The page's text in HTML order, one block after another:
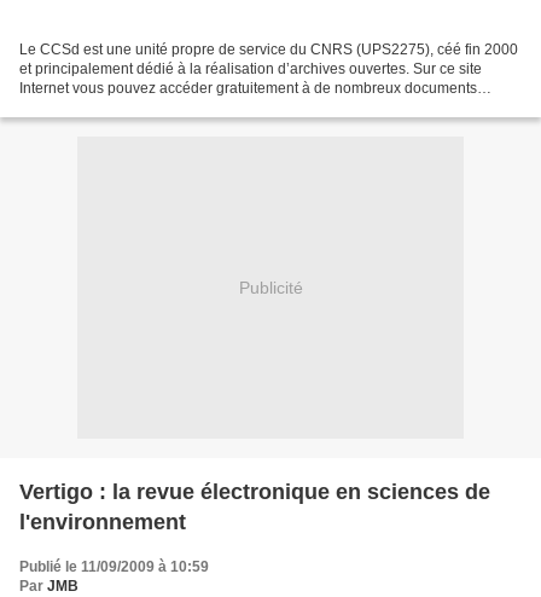
Le CCSd est une unité propre de service du CNRS (UPS2275), céé fin 2000
et principalement dédié à la réalisation d’archives ouvertes. Sur ce site
Internet vous pouvez accéder gratuitement à de nombreux documents
Publicité
Vertigo : la revue électronique en sciences de
l'environnement
Publié le 11/09/2009 à 10:59
Par JMB